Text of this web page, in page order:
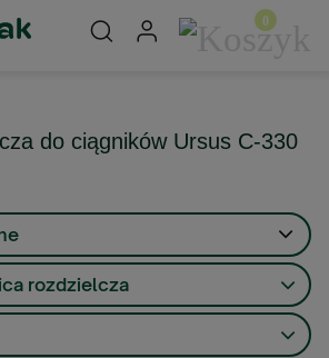
do ciągników Ursus C-330
rozdzielcza